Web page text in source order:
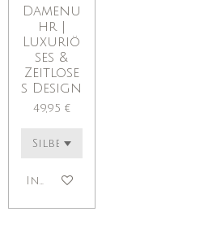
Damenu
hr |
Luxuriö
ses &
Zeitlose
s Design
49,95 €
In den Warenkorb